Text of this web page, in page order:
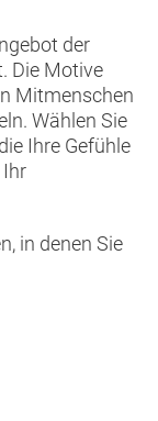
der
Die Motive
Mitmenschen
Wählen Sie
Ihre Gefühle
in denen Sie